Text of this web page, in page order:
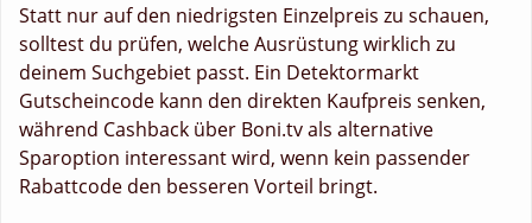
Statt nur auf den niedrigsten Einzelpreis zu schauen,
solltest du prüfen, welche Ausrüstung wirklich zu
deinem Suchgebiet passt. Ein Detektormarkt
Gutscheincode kann den direkten Kaufpreis senken,
während Cashback über Boni.tv als alternative
Sparoption interessant wird, wenn kein passender
Rabattcode den besseren Vorteil bringt.